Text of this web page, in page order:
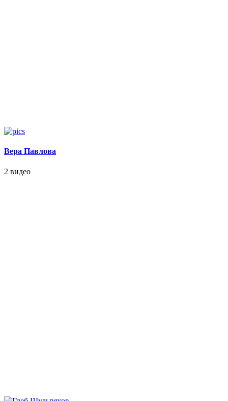
Вера Павлова
2 видео